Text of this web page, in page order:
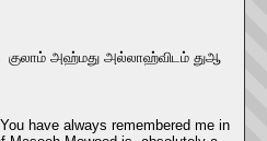
குலாம் அஹ்மது அல்லாஹ்விடம் துஆ
have always remembered me in